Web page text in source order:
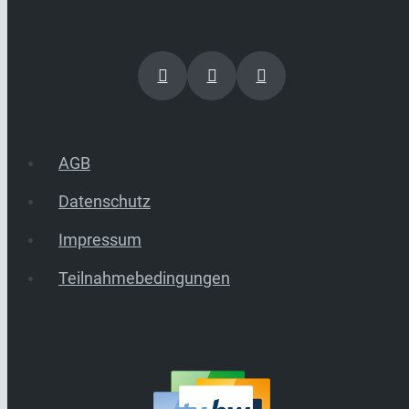
AGB
Datenschutz
Impressum
Teilnahmebedingungen